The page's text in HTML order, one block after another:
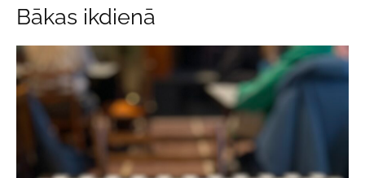
Bākas ikdienā